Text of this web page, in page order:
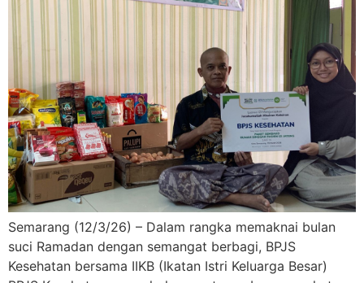
Semarang (12/3/26) – Dalam rangka memaknai bulan
suci Ramadan dengan semangat berbagi, BPJS
Kesehatan bersama IIKB (Ikatan Istri Keluarga Besar)